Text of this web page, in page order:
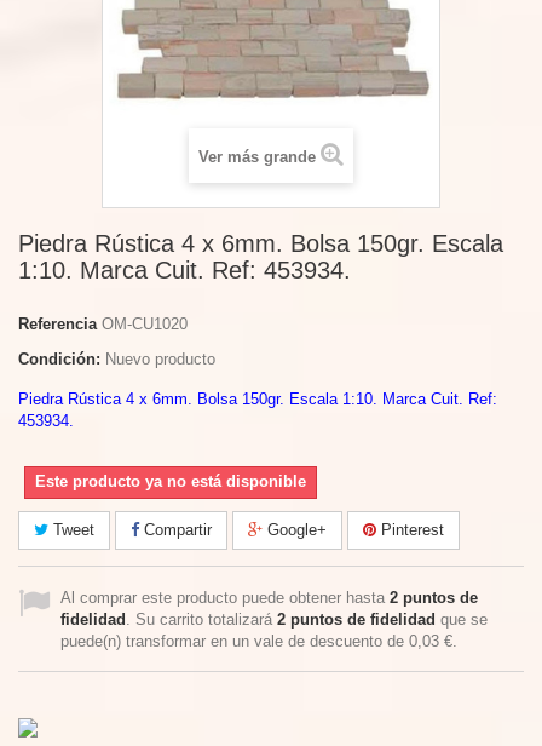
Ver más grande
Piedra Rústica 4 x 6mm. Bolsa 150gr. Escala
1:10. Marca Cuit. Ref: 453934.
Referencia OM-CU1020
Condición: Nuevo producto
Piedra Rústica 4 x 6mm. Bolsa 150gr. Escala 1:10. Marca Cuit. Ref:
453934.
Este producto ya no está disponible
Tweet Compartir Google+ Pinterest
Al comprar este producto puede obtener hasta 2 puntos de
fidelidad . Su carrito totalizará 2 puntos de fidelidad que se
puede(n) transformar en un vale de descuento de 0,03 €.